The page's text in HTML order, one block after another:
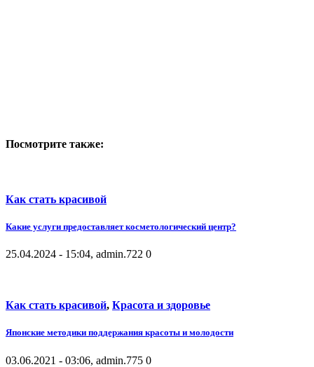
Посмотрите также:
Как стать красивой
Какие услуги предоставляет косметологический центр?
25.04.2024 - 15:04, admin.722 0
Как стать красивой, Красота и здоровье
Японские методики поддержания красоты и молодости
03.06.2021 - 03:06, admin.775 0